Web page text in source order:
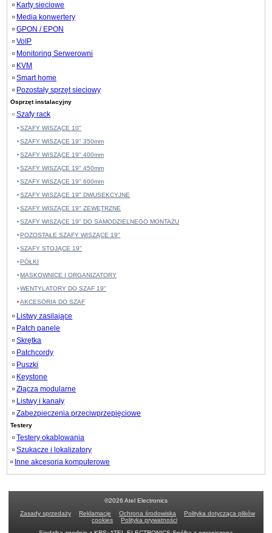
Karty sieciowe
Media konwertery
GPON / EPON
VoIP
Monitoring Serwerowni
KVM
Smart home
Pozostały sprzęt sieciowy
Osprzęt instalacyjny
Szafy rack
SZAFY WISZĄCE 10"
SZAFY WISZĄCE 19" 350mm
SZAFY WISZĄCE 19" 400mm
SZAFY WISZĄCE 19" 450mm
SZAFY WISZĄCE 19" 600mm
SZAFY WISZĄCE 19" DWUSEKCYJNE
SZAFY WISZĄCE 19" ZEWĘTRZNE
SZAFY WISZĄCE 19" DO SAMODZIELNEGO MONTAŻU
POZOSTAŁE SZAFY WISZĄCE 19"
SZAFY STOJĄCE 19"
PÓŁKI
MASKOWNICE I ORGANIZATORY
WENTYLATORY DO SZAF 19"
AKCESORIA DO SZAF
Listwy zasilające
Patch panele
Skrętka
Patchcordy
Puszki
Keystone
Złącza modularne
Listwy i kanały
Zabezpieczenia przeciwprzepięciowe
Testery
Testery okablowania
Szukacze i lokalizatory
Inne akcesoria komputerowe
©2026 Atel Electronics
Zasady sprzedaży
Reklamacje Ochrona środowiska
Polityka dotycząca plików
cookies
Polityka prywatności